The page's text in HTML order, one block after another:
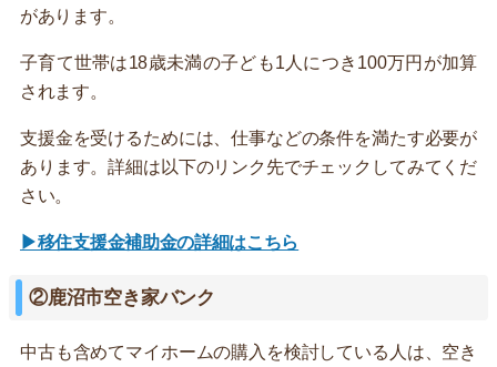
があります。
子育て世帯は18歳未満の子ども1人につき100万円が加算
されます。
支援金を受けるためには、仕事などの条件を満たす必要が
あります。詳細は以下のリンク先でチェックしてみてくだ
さい。
▶移住支援金補助金の詳細はこちら
②鹿沼市空き家バンク
中古も含めてマイホームの購入を検討している人は、空き